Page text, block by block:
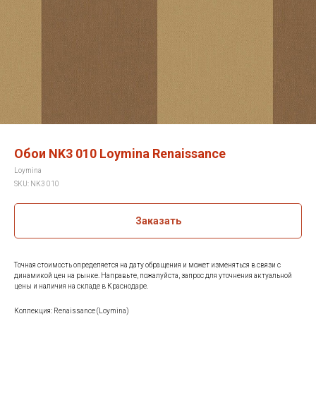
Обои NK3 010 Loymina Renaissance
Loymina
SKU: NK3 010
Заказать
Точная стоимость определяется на дату обращения и может изменяться в связи с
динамикой цен на рынке. Направьте, пожалуйста, запрос для уточнения актуальной
цены и наличия на складе в Краснодаре.
Коллекция: Renaissance (Loymina)